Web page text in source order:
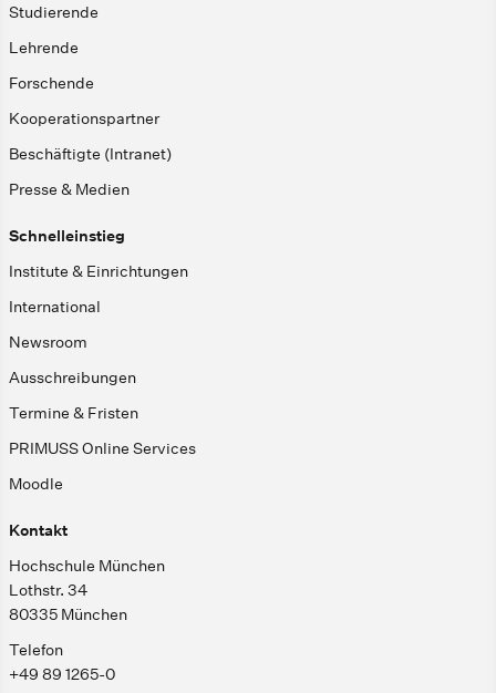
Studierende
Lehrende
Forschende
Kooperationspartner
Beschäftigte (Intranet)
Presse & Medien
Schnelleinstieg
Institute & Einrichtungen
International
Newsroom
Ausschreibungen
Termine & Fristen
PRIMUSS Online Services
Moodle
Kontakt
Hochschule München
Lothstr. 34
80335 München
Telefon
+49 89 1265-0